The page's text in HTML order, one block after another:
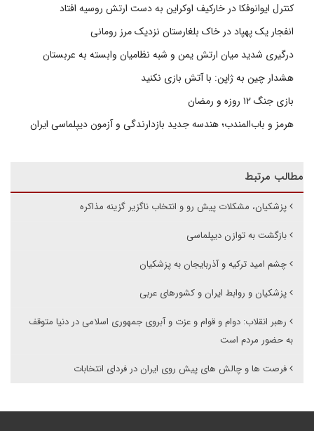
کنترل ایوانوفکا در خارکیف اوکراین به دست ارتش روسیه افتاد
انفجار یک پهپاد در خاک بلغارستان نزدیک مرز رومانی
درگیری شدید میان ارتش یمن و شبه نظامیان وابسته به عربستان
هشدار چین به ژاپن: با آتش بازی نکنید
بازی جنگ ۱۲ روزه و رمضان
هرمز و باب‌المندب؛ هندسه جدید بازدارندگی و آزمون دیپلماسی ایران
مطالب مرتبط
پزشکیان، مشکلات پیش رو و انتخاب ناگزیر گزینه مذاکره
بازگشت به توازن دیپلماسی
چشم امید ترکیه و آذربایجان به پزشکیان
پزشکیان و روابط ایران و کشورهای عربی
رهبر انقلاب: دوام و قوام و عزت و آبروی جمهوری اسلامی در دنیا متوقف
به حضور مردم است
فرصت ها و چالش های پیش روی ایران در فردای انتخابات